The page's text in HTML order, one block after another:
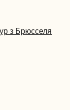
з Брюсселя